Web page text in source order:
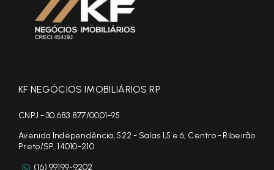
KF NEGÓCIOS IMOBILIÁRIOS RP
CNPJ - 30.683.877/0001-95
Avenida Independência, 522 - Salas 1,5 e 6, Centro - Ribeirão
Preto/SP, 14010-210
(16) 99199-9202